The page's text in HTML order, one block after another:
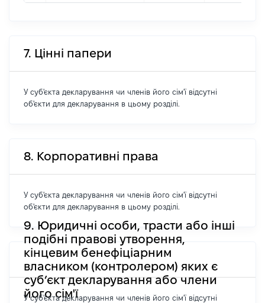
7. Цінні папери
У суб'єкта декларування чи членів його сім'ї відсутні
об'єкти для декларування в цьому розділі.
8. Корпоративні права
У суб'єкта декларування чи членів його сім'ї відсутні
об'єкти для декларування в цьому розділі.
9. Юридичні особи, трасти або інші
подібні правові утворення,
кінцевим бенефіціарним
власником (контролером) яких є
суб’єкт декларування або члени
його сім'ї
У суб'єкта декларування чи членів його сім'ї відсутні